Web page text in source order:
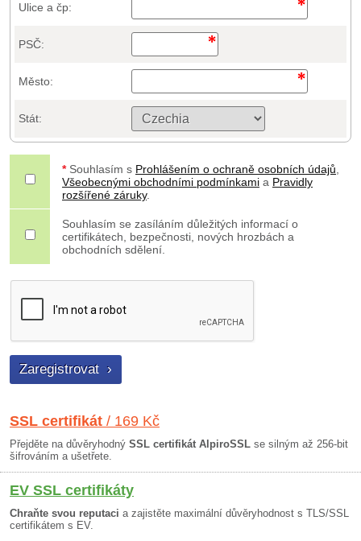
Ulice a čp:
PSČ:
Město:
Stát:
* Souhlasím s Prohlášením o ochraně osobních údajů
Všeobecnými obchodními podmínkami a Pravidly
rozšířené záruky.
Souhlasím se zasíláním důležitých informací o
certifikátech, bezpečnosti, nových hrozbách a
obchodních sdělení.
SSL certifikát / 169 Kč
Přejděte na důvěryhodný SSL certifikát AlpiroSSL se silným až 256-bit
šifrováním a ušetřete.
EV SSL certifikáty
Chraňte svou reputaci a zajistěte maximální důvěryhodnost s TLS/SSL
certifikátem s EV.